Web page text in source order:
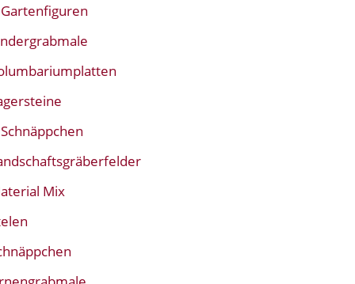
Gartenfiguren
Schnäppchen
Mix